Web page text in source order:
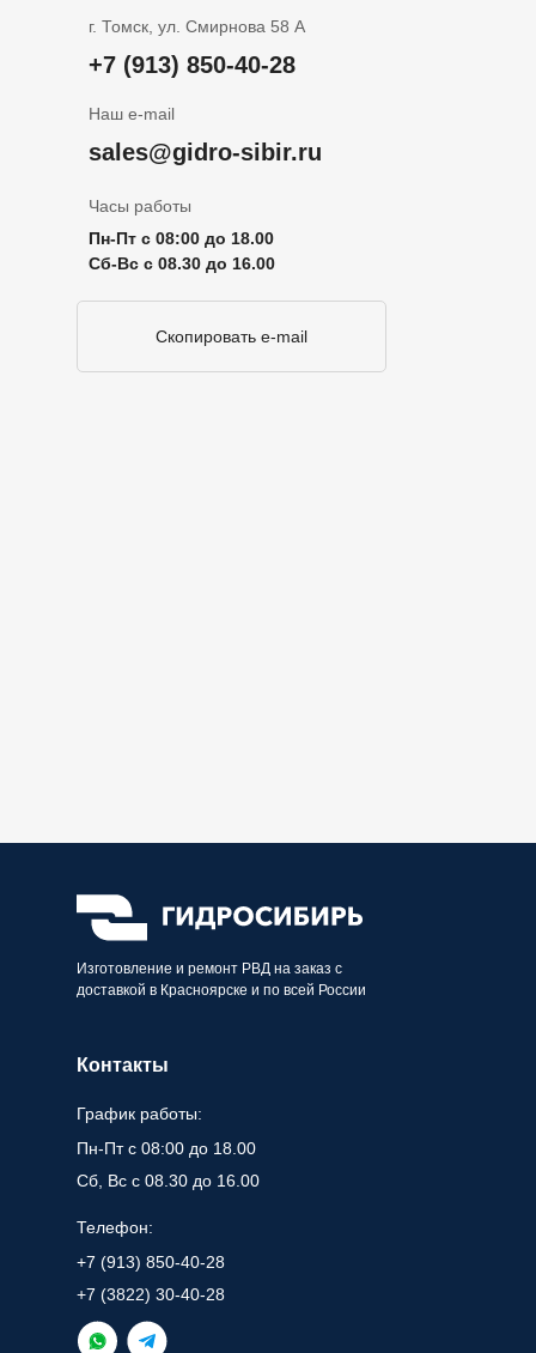
г. Томск, ул. Смирнова 58 А
+7 (913) 850-40-28
Часы работы
Пн-Пт с 08:00 до 18.00
Сб-Вс с 08.30 до 16.00
Наш e-mail
sales@gidro-sibir.ru
Скопировать e-mail
Изготовление и ремонт РВД на заказ с
доставкой в Красноярске и по всей России
График работы:
Телефон:
+7 (913) 850-40-28
+7 (3822) 30-40-28
Пн-Пт с 08:00 до 18.00
Сб, Вс с 08.30 до 16.00
Контакты